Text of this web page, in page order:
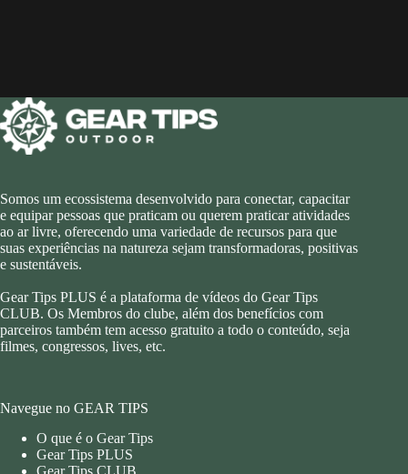
Somos um ecossistema desenvolvido para conectar, capacitar
e equipar pessoas que praticam ou querem praticar atividades
ao ar livre, oferecendo uma variedade de recursos para que
suas experiências na natureza sejam transformadoras, positivas
e sustentáveis.
Gear Tips PLUS é a plataforma de vídeos do Gear Tips
CLUB. Os Membros do clube, além dos benefícios com
parceiros também tem acesso gratuito a todo o conteúdo, seja
filmes, congressos, lives, etc.
Navegue no GEAR TIPS
O que é o Gear Tips
Gear Tips PLUS